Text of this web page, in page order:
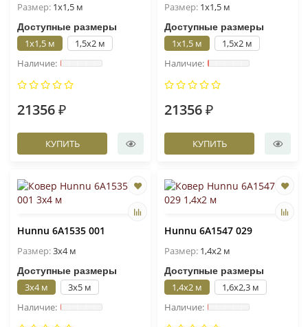
Размер: 1x1,5 м
Доступные размеры
1x1,5 м 1,5x2 м
21356 ₽
КУПИТЬ
Размер: 1x1,5 м
Доступные размеры
1x1,5 м 1,5x2 м
21356 ₽
КУПИТЬ
Hunnu 6A1535 001
Размер:3x4 м
Доступные размеры
3x4 м 3x5 м
Hunnu 6A1547 029
Размер: 1,4x2 м
Доступные размеры
1,4x2 м 1,6x2,3 м